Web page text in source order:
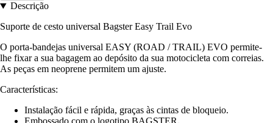
Descrição
Suporte de cesto universal Bagster Easy Trail Evo
O porta-bandejas universal EASY (ROAD / TRAIL) EVO permite-
lhe fixar a sua bagagem ao depósito da sua motocicleta com correias.
As peças em neoprene permitem um ajuste.
Características:
Instalação fácil e rápida, graças às cintas de bloqueio.